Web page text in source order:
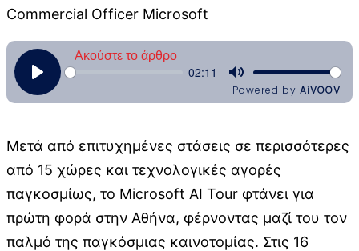
Commercial Officer Microsoft
Μετά από επιτυχημένες στάσεις σε περισσότερες
από 15 χώρες και τεχνολογικές αγορές
παγκοσμίως, το Microsoft AI Tour φτάνει για
πρώτη φορά στην Αθήνα, φέρνοντας μαζί του τον
παλμό της παγκόσμιας καινοτομίας. Στις 16